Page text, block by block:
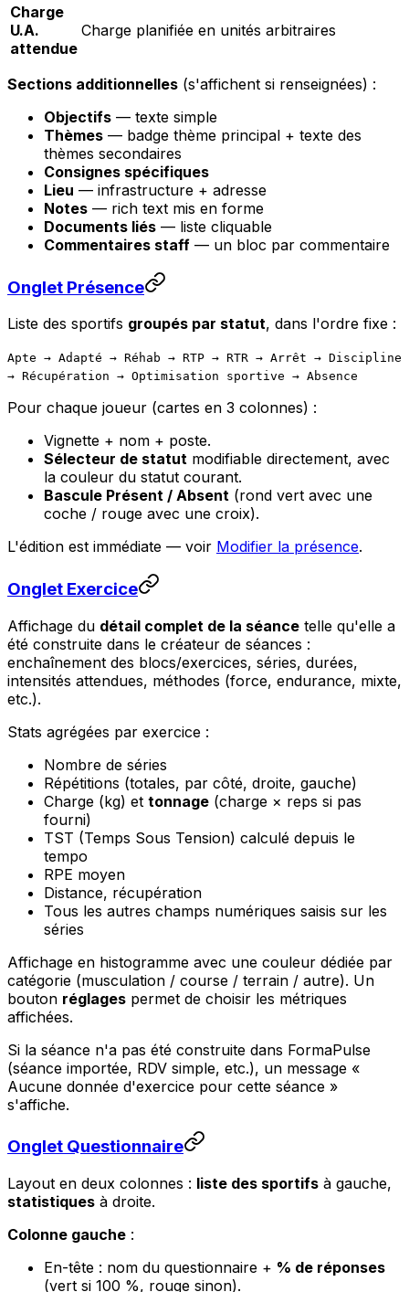
Charge
U.A.
attendue
Charge planifiée en unités arbitraires
Sections additionnelles (s'affichent si renseignées) :
Objectifs — texte simple
Thèmes — badge thème principal + texte des
thèmes secondaires
Consignes spécifiques
Lieu — infrastructure + adresse
Notes — rich text mis en forme
Documents liés — liste cliquable
Commentaires staff — un bloc par commentaire
Onglet Présence
Liste des sportifs groupés par statut, dans l'ordre fixe :
Apte → Adapté → Réhab → RTP → RTR → Arrêt → Discipline
→ Récupération → Optimisation sportive → Absence
Pour chaque joueur (cartes en 3 colonnes) :
Vignette + nom + poste.
Sélecteur de statut modifiable directement, avec
la couleur du statut courant.
Bascule Présent / Absent (rond vert avec une
coche / rouge avec une croix).
L'édition est immédiate — voir Modifier la présence.
Onglet Exercice
Affichage du détail complet de la séance telle qu'elle a
été construite dans le créateur de séances :
enchaînement des blocs/exercices, séries, durées,
intensités attendues, méthodes (force, endurance, mixte,
etc.).
Stats agrégées par exercice :
Nombre de séries
Répétitions (totales, par côté, droite, gauche)
Charge (kg) et tonnage (charge × reps si pas
fourni)
TST (Temps Sous Tension) calculé depuis le
tempo
RPE moyen
Distance, récupération
Tous les autres champs numériques saisis sur les
séries
Affichage en histogramme avec une couleur dédiée par
catégorie (musculation / course / terrain / autre). Un
bouton réglages permet de choisir les métriques
affichées.
Si la séance n'a pas été construite dans FormaPulse
(séance importée, RDV simple, etc.), un message «
Aucune donnée d'exercice pour cette séance »
s'affiche.
Onglet Questionnaire
Layout en deux colonnes : liste des sportifs à gauche,
statistiques à droite.
Colonne gauche :
En-tête : nom du questionnaire + % de réponses
(vert si 100 %, rouge sinon).